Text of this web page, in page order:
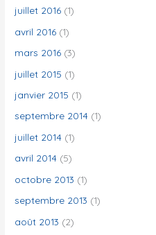
juillet 2016 (1)
avril 2016 (1)
mars 2016 (3)
juillet 2015 (1)
janvier 2015 (1)
septembre 2014 (1)
juillet 2014 (1)
avril 2014 (5)
octobre 2013 (1)
septembre 2013 (1)
août 2013 (2)